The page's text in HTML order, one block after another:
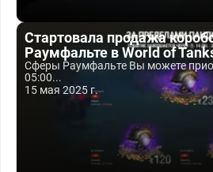
Стартовала продажа
Раумфальте в World of
Сферы Раумфальте Вы можете
05:00...
15 мая 2025 г.